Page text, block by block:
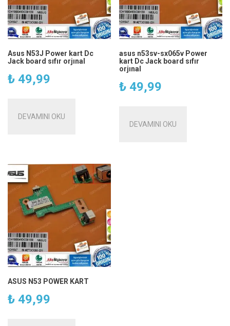
Asus N53J Power kart Dc
Jack board sıfır orjınal
₺ 49,99
DEVAMINI OKU
asus n53sv-sx065v Power
kart Dc Jack board sıfır
orjınal
₺ 49,99
DEVAMINI OKU
ASUS N53 POWER KART
₺ 49,99